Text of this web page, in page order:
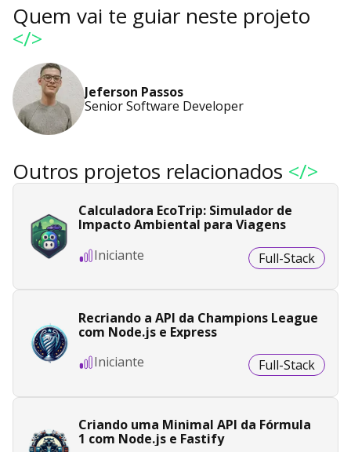
Quem vai te guiar neste projeto
</>
Jeferson Passos
Senior Software Developer
Outros projetos relacionados </>
Calculadora EcoTrip: Simulador de
Impacto Ambiental para Viagens
Iniciante
Full-Stack
Recriando a API da Champions League
com Node.js e Express
Iniciante
Full-Stack
Criando uma Minimal API da Fórmula
1 com Node.js e Fastify